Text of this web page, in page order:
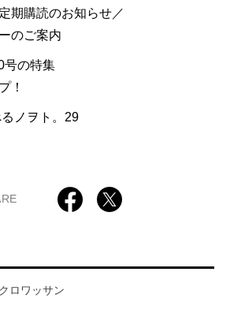
期購読のお知らせ／
のご案内
号の特集
！
ノヲト。29
クロワッサン